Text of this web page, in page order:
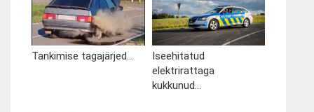
Tankimise tagajärjed...
Iseehitatud
elektrirattaga
kukkunud...